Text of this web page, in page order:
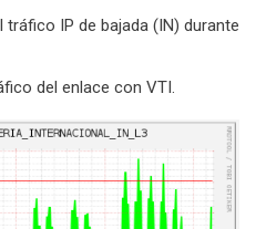
IP de bajada (IN) durante
del enlace con VTI.